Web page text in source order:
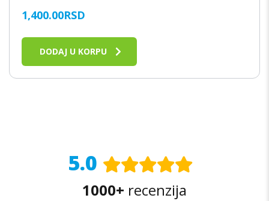
1,400.00RSD
DODAJ U KORPU
5.0
1000+ recenzija